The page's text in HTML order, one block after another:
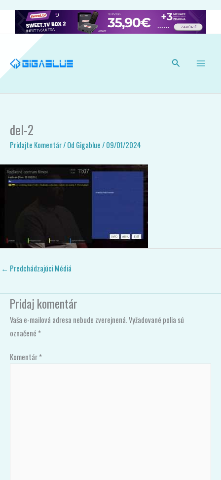
Preskočiť
Hľadať
del-2
Pridajte Komentár/ Od Gigablue/09/01/2024
← Predchádzajúci Médiá
Pridaj komentár
Vaša e-mailová adresa nebude zverejnená.Vyžadované polia sú
označené *
Komentár*